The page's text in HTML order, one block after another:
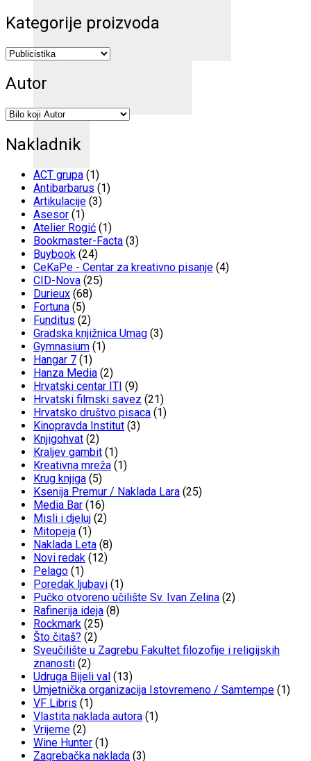
Kategorije proizvoda
Autor
Nakladnik
ACT grupa (1)
Antibarbarus (1)
Artikulacije (3)
Asesor (1)
Atelier Rogić (1)
Bookmaster-Facta (3)
Buybook (24)
CeKaPe - Centar za kreativno pisanje (4)
CID-Nova (25)
Durieux (68)
Fortuna (5)
Funditus (2)
Gradska knjižnica Umag (3)
Gymnasium (1)
Hangar 7 (1)
Hanza Media (2)
Hrvatski centar ITI (9)
Hrvatski filmski savez (21)
Hrvatsko društvo pisaca (1)
Kinopravda Institut (3)
Knjigohvat (2)
Kraljev gambit (1)
Kreativna mreža (1)
Krug knjiga (5)
Ksenija Premur / Naklada Lara (25)
Media Bar (16)
Misli i djeluj (2)
Mitopeja (1)
Naklada Leta (8)
Novi redak (12)
Pelago (1)
Poredak ljubavi (1)
Pučko otvoreno učilište Sv. Ivan Zelina (2)
Rafinerija ideja (8)
Rockmark (25)
Što čitaš? (2)
Sveučilište u Zagrebu Fakultet filozofije i religijskih
znanosti (2)
Udruga Bijeli val (13)
Umjetnička organizacija Istovremeno / Samtempe (1)
VF Libris (1)
Vlastita naklada autora (1)
Vrijeme (2)
Wine Hunter (1)
Zagrebačka naklada (3)